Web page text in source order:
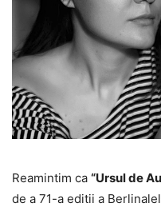
Reamintim ca “Ursul de
de a 71-a editii a